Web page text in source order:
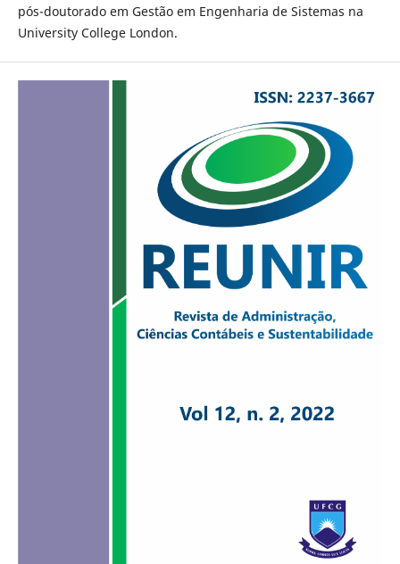
pós-doutorado em Gestão em Engenharia de Sistemas na
University College London.